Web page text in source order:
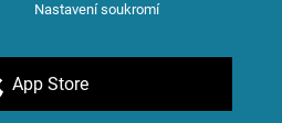
Nastavení soukromí
App Store